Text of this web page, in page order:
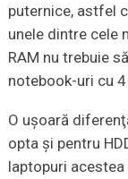
puternice, astfel
unele dintre cele
RAM nu trebuie
notebook-uri cu 4
O uşoară
opta şi pentru
laptopuri